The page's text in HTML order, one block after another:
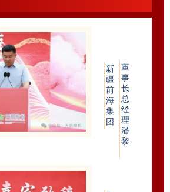
新
疆
前
海
集
团
董
事
长
总
经
理
潘
黎